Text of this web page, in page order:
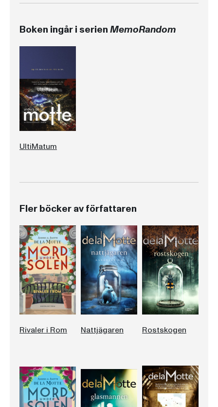
Boken ingår i serienMemoRandom
UltiMatum
Fler böcker av författaren
Rivaler i Rom Nattjägaren Rostskogen